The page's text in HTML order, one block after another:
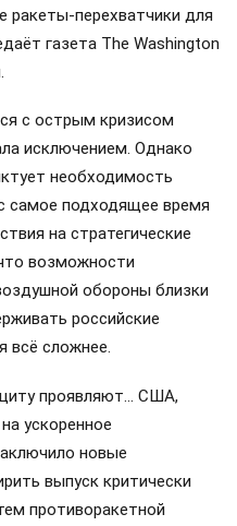
ракеты-перехватчики для
газета The Washington
с острым кризисом
исключением. Однако
необходимость
самое подходящее время
на стратегические
возможности
обороны близки
российские
всё сложнее.
проявляют… США,
ускоренное
новые
выпуск критически
противоракетной